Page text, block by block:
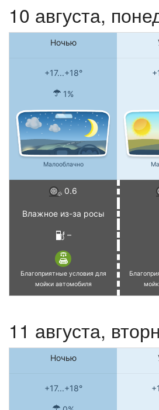
10 августа,
Ночью
+17...+18°
1%
Малооблачно
0.6
Влажное из-за росы
–
Благоприятные условия для
мойки автомобиля
11 августа,
Ночью
+17...+18°